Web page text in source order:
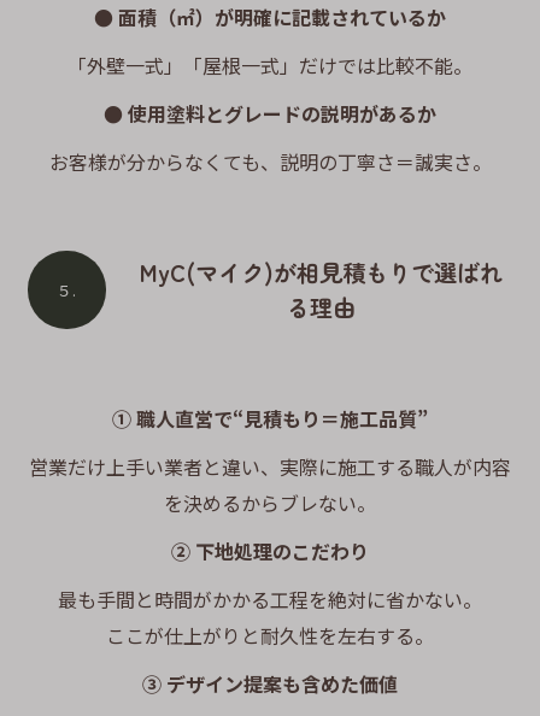
● 面積（㎡）が明確に記載されているか
「外壁一式」「屋根一式」だけでは比較不能。
● 使用塗料とグレードの説明があるか
お客様が分からなくても、説明の丁寧さ＝誠実さ。
MyC(マイク)が相見積もりで選ばれ
る理由
５.
① 職人直営で“見積もり＝施工品質”
営業だけ上手い業者と違い、実際に施工する職人が内容
を決めるからブレない。
② 下地処理のこだわり
最も手間と時間がかかる工程を絶対に省かない。
ここが仕上がりと耐久性を左右する。
③ デザイン提案も含めた価値